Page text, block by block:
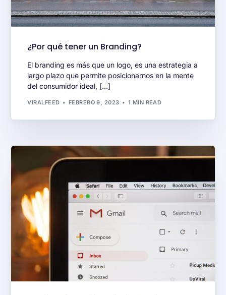
¿Por qué tener un Branding?
El branding es más que un logo, es una estrategia a
largo plazo que permite posicionarnos en la mente
del consumidor ideal, […]
VIRALFEED FEBRERO 9, 2023 1 MIN READ